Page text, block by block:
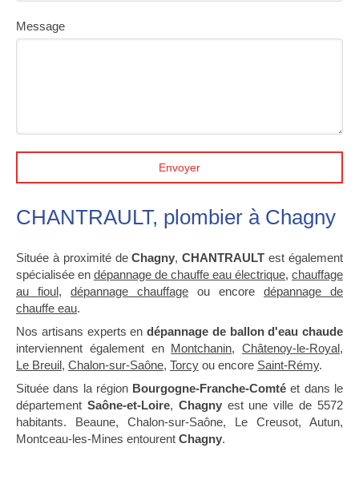
Message
Envoyer
CHANTRAULT, plombier à Chagny
Située à proximité deChagny,CHANTRAULT est également
spécialisée en dépannage de chauffe eau électrique, chauffage
au fioul, dépannage chauffage ou encore dépannage de
chauffe eau.
Nos artisans experts en dépannage de ballon d'eau chaude
interviennent également en Montchanin, Châtenoy-le-Royal,
Le Breuil, Chalon-sur-Saône, Torcy ou encore Saint-Rémy.
Située dans la région Bourgogne-Franche-Comté et dans le
département Saône-et-Loire, Chagnyest une ville de 5572
habitants. Beaune, Chalon-sur-Saône, Le Creusot, Autun,
Montceau-les-Mines entourent Chagny.